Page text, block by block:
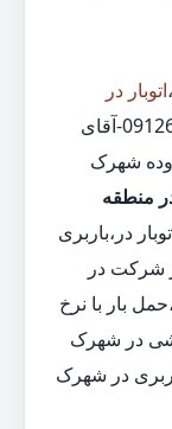
،اتوبار در
09126437025-آقای
شهرک
در منطقه
در،باربری
شرکت در
بار با نرخ
در شهرک
در شهرک